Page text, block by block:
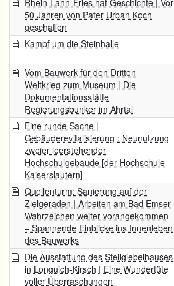
Rhein-Lahn-Fries hat Geschichte | Vor
50 Jahren von Pater Urban Koch
geschaffen
Kampf um die Steinhalle
Vom Bauwerk für den Dritten
Weltkrieg zum Museum | Die
Dokumentationsstätte
Regierungsbunker im Ahrtal
Eine runde Sache |
Gebäuderevitalisierung : Neunutzung
zweier leerstehender
Hochschulgebäude [der Hochschule
Kaiserslautern]
Quellenturm: Sanierung auf der
Zielgeraden | Arbeiten am Bad Emser
Wahrzeichen weiter vorangekommen
– Spannende Einblicke ins Innenleben
des Bauwerks
Die Ausstattung des Steilgiebelhauses
in Longuich-Kirsch | Eine Wundertüte
voller Überraschungen